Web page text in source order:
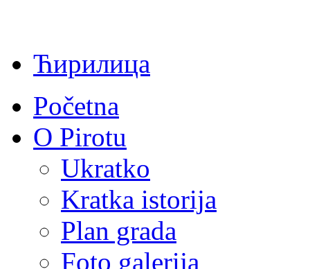
Ћирилица
Početna
O Pirotu
Ukratko
Kratka istorija
Plan grada
Foto galerija